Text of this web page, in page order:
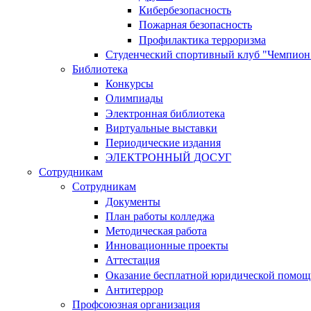
Кибербезопасность
Пожарная безопасность
Профилактика терроризма
Студенческий спортивный клуб
Библиотека
Конкурсы
Олимпиады
Электронная библиотека
Виртуальные выставки
Периодические издания
ЭЛЕКТРОННЫЙ ДОСУГ
Сотрудникам
Сотрудникам
Документы
План работы колледжа
Методическая работа
Инновационные проекты
Аттестация
Оказание бесплатной юридической
Антитеррор
Профсоюзная организация